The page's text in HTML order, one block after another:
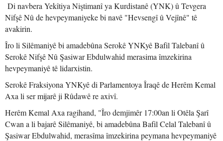
Di navbera Yekîtiya Niştimanî ya Kurdistanê (YNK) û Tevgera
Nifşê Nû de hevpeymaniyeke bi navê "Hevsengî û Vejînê" tê
avakirin.
Îro li Silêmaniyê bi amadebûna Serokê YNKyê Bafil Talebanî û
Serokê Nifşê Nû Şasiwar Ebdulwahid merasima îmzekirina
hevpeymaniyê tê lidarxistin.
Serokê Fraksiyona YNKyê di Parlamentoya Îraqê de Herêm Kemal
Axa li ser mijarê ji Rûdawê re axivî.
Herêm Kemal Axa ragihand, "Îro demjimêr 17:00an li Otêla Şarî
Cwan a li bajarê Silêmaniyê, bi amadebûna Bafil Celal Talebanî û
Şasiwar Ebdulwahid, merasîma îmzekirina peymana hevpeymaniyê